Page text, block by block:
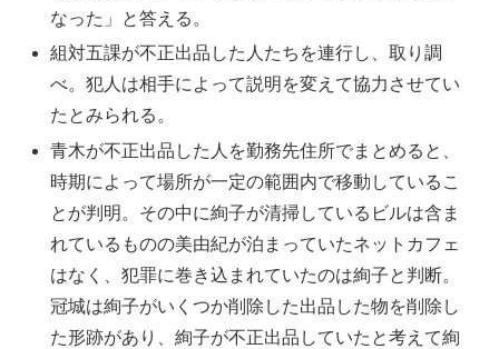
なった」と答える。
組対五課が不正出品した人たちを連行し、取り調
べ。犯人は相手によって説明を変えて協力させてい
たとみられる。
青木が不正出品した人を勤務先住所でまとめると、
時期によって場所が一定の範囲内で移動しているこ
とが判明。その中に絢子が清掃しているビルは含ま
れているものの美由紀が泊まっていたネットカフェ
はなく、犯罪に巻き込まれていたのは絢子と判断。
冠城は絢子がいくつか削除した出品した物を削除し
た形跡があり、絢子が不正出品していたと考えて絢